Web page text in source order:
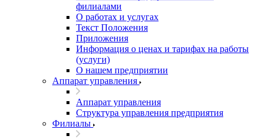
филиалами
О работах и услугах
Текст Положения
Приложения
Информация о ценах и тарифах на работы
(услуги)
О нашем предприятии
Аппарат управления
Аппарат управления
Структура управления предприятия
Филиалы